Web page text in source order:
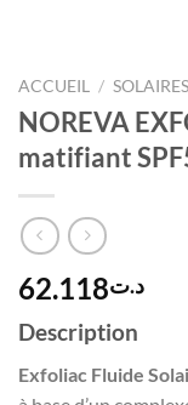
ACCUEIL / SOLAIRES
NOREVA
matifiant
د.ت62.118
Description
Exfoliac Fluide